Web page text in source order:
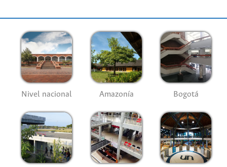
Nivel nacional Amazonía Bogotá